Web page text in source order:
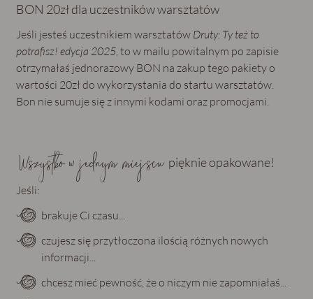
BON 20zł dla uczestników warsztatów
Jeśli jesteś uczestnikiem warsztatów Druty: Ty też to
potrafisz! edycja 2025 , to w mailu powitalnym po zapisie
otrzymałaś jednorazowy BON na zakup tego pakiety o
wartości 20zł do wykorzystania do startu warsztatów.
Bon nie sumuje się z innymi kodami oraz promocjami.
Wszystko w jednym miejscu pięknie opakowane!
Jeśli:
brakuje Ci czasu...
czujesz się przytłoczona ilością różnych nowych
informacji...
chcesz mieć pewność, że o niczym nie zapomniałaś...